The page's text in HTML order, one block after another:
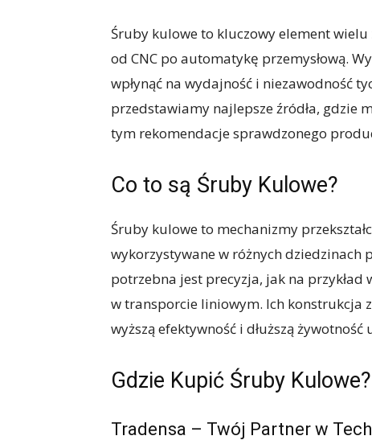
Śruby kulowe to kluczowy element
od CNC po automatykę przemysłową.
wpłynąć na wydajność i niezawodność
przedstawiamy najlepsze źródła, gdzie
tym rekomendacje sprawdzonego
Co to są Śruby Kulowe?
Śruby kulowe to mechanizmy
wykorzystywane w różnych dziedzinach
potrzebna jest precyzja, jak na przykład
w transporcie liniowym. Ich konstrukcja
wyższą efektywność i dłuższą żywotność
Gdzie Kupić Śruby Kulowe?
Tradensa – Twój Partner w